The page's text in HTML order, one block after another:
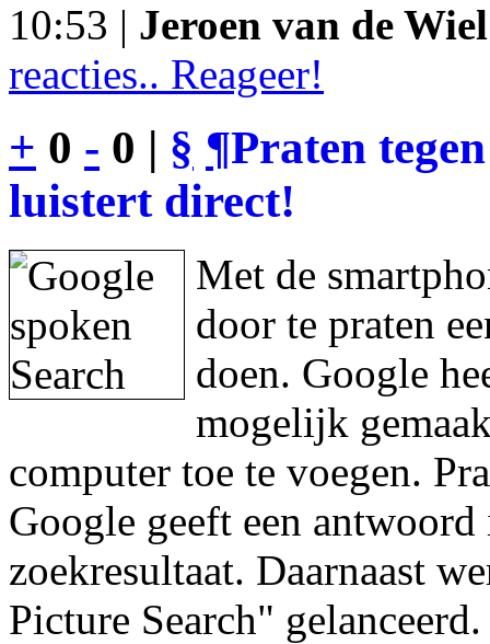
10:53 | Jeroen van de Wiel
reacties.. Reageer!
+ 0 - 0 | § ¶Praten
luistert direct!
Met de
door te praten
doen. Google
mogelijk
computer toe te voegen.
Google geeft een
zoekresultaat. Daarnaast
Picture Search" gelanceerd.